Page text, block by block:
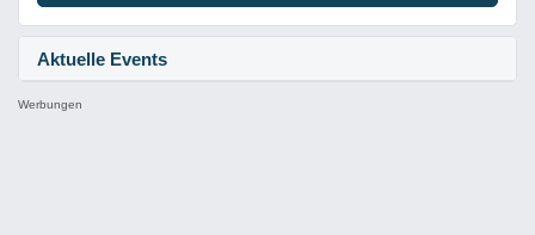
Aktuelle Events
Werbungen